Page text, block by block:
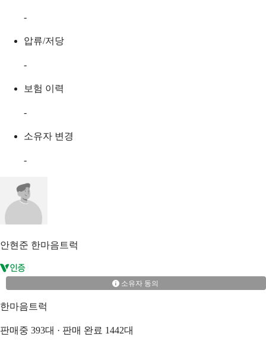
-
압류/저당
-
보험 이력
-
소유자 변경
-
안현준 한마음트럭
소유자 동의
한마음트럭
판매중 393대 · 판매 완료 1442대